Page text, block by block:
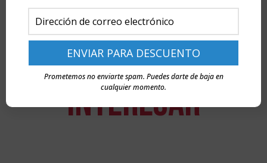
TE PUEDEN
INTERESAR
Prometemos no enviarte spam. Puedes darte de baja en
cualquier momento.